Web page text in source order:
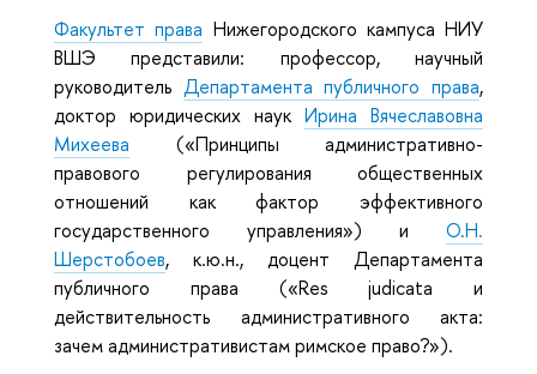
Факультет права Нижегородского кампуса НИУ
ВШЭ представили: профессор, научный
руководитель Департамента публичного права,
доктор юридических наук Ирина Вячеславовна
Михеева («Принципы административно-
правового регулирования общественных
отношений как фактор эффективного
государственного управления») и О.Н.
Шерстобоев, к.ю.н., доцент Департамента
публичного права («Res judicata и
действительность административного акта:
зачем административистам римское право?»).